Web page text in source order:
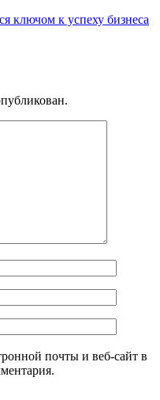
ключом к успеху бизнеса
почты и веб-сайт в